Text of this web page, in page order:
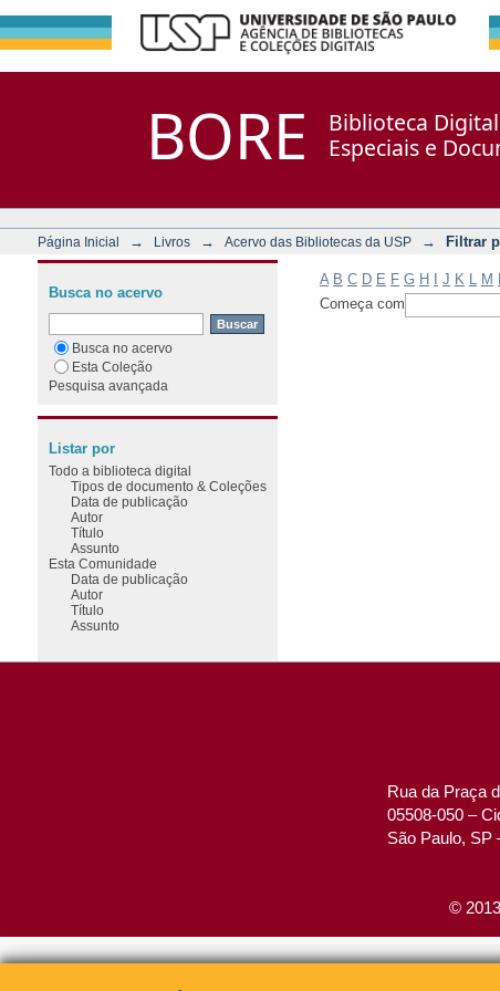
BORE
Biblioteca
Especiais e
Página Inicial → Livros → Acervo das Bibliotecas da USP → Filtrar
A B C D E F G H J K M
Começa com
Busca no acervo
Busca no acervo
Esta Coleção
Pesquisa avançada
Listar por
Todo a biblioteca digital
Tipos de documento & Coleções
Data de publicação
Autor
Título
Assunto
Esta Comunidade
Data de publicação
Autor
Título
Assunto
Rua da Praça
05508-050 –
São Paulo, SP
©